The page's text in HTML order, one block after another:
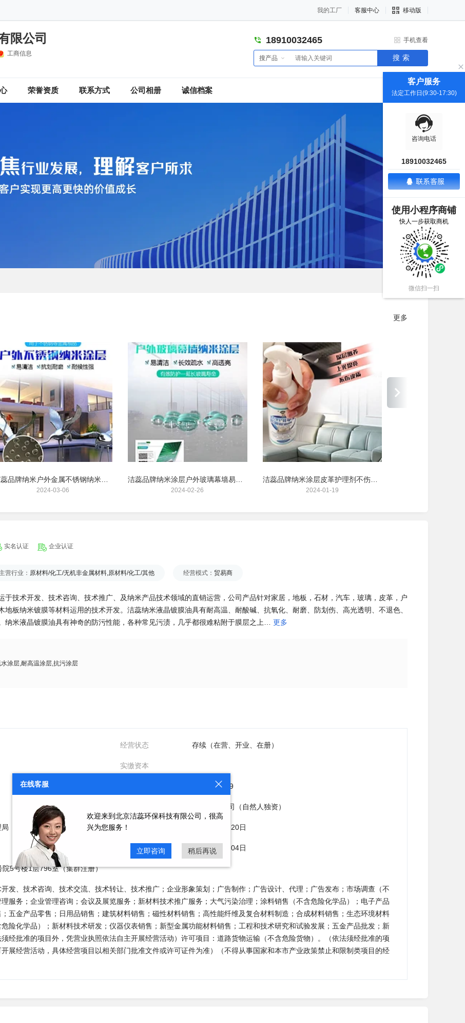
我的工厂 客服中心 移动版
限公司
工商信息
18910032465 手机查看
搜产品 搜索
荣誉资质 联系方式 公司相册 诚信档案
更多
洁蕊品牌纳米户外金属不锈钢纳米涂层高硬度高光泽
2024-03-06 2024-02-26
洁蕊品牌纳米涂层⽪⾰护理剂不伤皮质固色防霉
2024-01-19
实名认证 企业认证
主营行业： 原材料/化工/无机非金属材料,原材料/化工/其他 经营模式： 贸易商
技术开发、技术咨询、技术推广、及纳米产品技术领域的直销运营，公司产品针对家居，地板，石材，汽车，玻璃，皮革，户
板纳米镀膜等材料运用的技术开发。洁蕊纳米液晶镀膜油具有耐高温、耐酸碱、抗氧化、耐磨、防划伤、高光透明、不退色、
米液晶镀膜油具有神奇的防污性能，各种常见污渍，几乎都很难粘附于膜层之上…
更多
涂层,耐高温涂层,抗污涂层
经营状态 存续（在营、开业、在册）
实缴资本
MA00C1C79
有限责任公司（自然人独资）
成立日期 2017年02月20日
核准日期 2023年01日04日
5号楼1层796室（集群注册）
发、技术咨询、技术交流、技术转让、技术推广；企业形象策划；广告制作；广告设计、代理；广告发布；市场调查（不
服务；企业管理咨询；会议及展览服务；新材料技术推广服务；大气污染治理；涂料销售（不含危险化学品）；电子产品
五金产品零售；日用品销售；建筑材料销售；磁性材料销售；高性能纤维及复合材料制造；合成材料销售；生态环境材料
险化学品）；新材料技术研发；仪器仪表销售；新型金属功能材料销售；工程和技术研究和试验发展；五金产品批发；新
经批准的项目外，凭营业执照依法自主开展经营活动）许可项目：道路货物运输（不含危险货物）。（依法须经批准的项
展经营活动，具体经营项目以相关部门批准文件或许可证件为准）（不得从事国家和本市产业政策禁止和限制类项目的经
客户服务
法定工作日(9:30-17:30)
咨询电话
18910032465
使用小程序商铺
快人一步获取商机
微信扫一扫
在线客服
欢迎来到北京洁蕊环保科技有限公司，很高
兴为您服务！
立即咨询 稍后再说